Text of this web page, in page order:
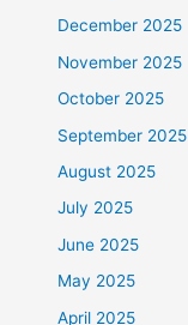
December 2025
November 2025
October 2025
September 2025
August 2025
July 2025
June 2025
May 2025
April 2025